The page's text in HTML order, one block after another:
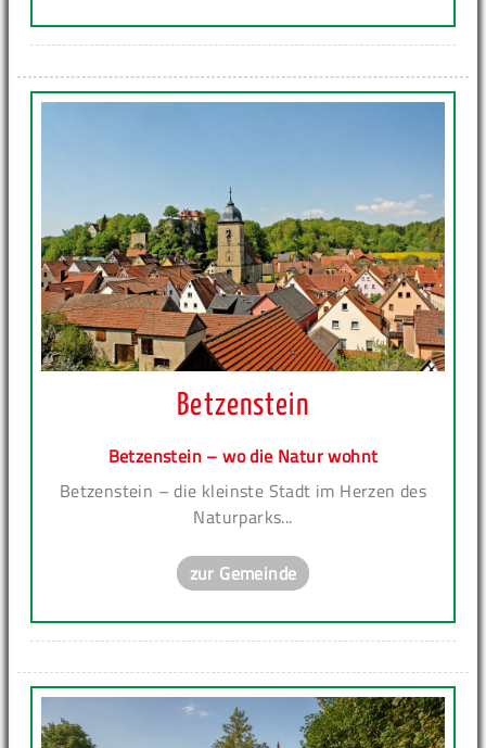
Betzenstein
Betzenstein – wo die Natur wohnt
Betzenstein – die kleinste Stadt im Herzen des
Naturparks...
zur Gemeinde